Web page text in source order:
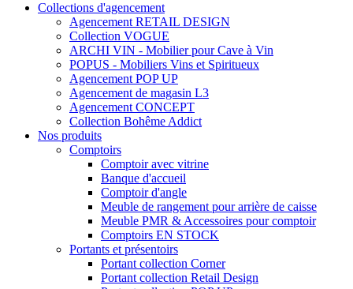
Collections d'agencement
Agencement RETAIL DESIGN
Collection VOGUE
ARCHI VIN - Mobilier pour Cave à Vin
POPUS - Mobiliers Vins et Spiritueux
Agencement POP UP
Agencement de magasin L3
Agencement CONCEPT
Collection Bohême Addict
Nos produits
Comptoirs
Comptoir avec vitrine
Banque d'accueil
Comptoir d'angle
Meuble de rangement pour arrière de caisse
Meuble PMR & Accessoires pour comptoir
Comptoirs EN STOCK
Portants et présentoirs
Portant collection Corner
Portant collection Retail Design